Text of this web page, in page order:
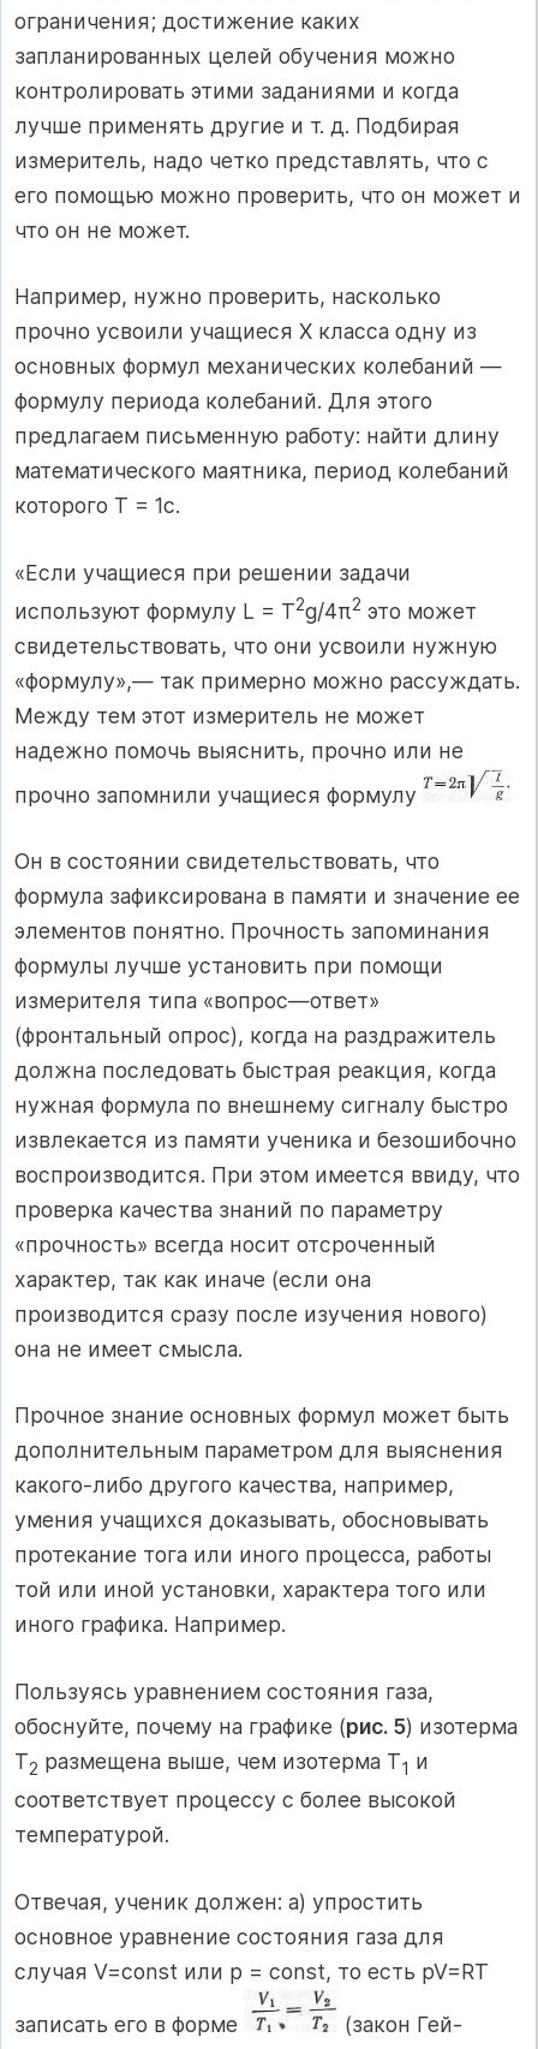
ограничения; достижение каких
запланированных целей обучения можно
контролировать этими заданиями и когда
лучше применять другие и т. д. Подбирая
измеритель, надо четко представлять, что с
его помощью можно проверить, что он может и
что он не может.
Например, нужно проверить, насколько
прочно усвоили учащиеся X класса одну из
основных формул механических колебаний —
формулу периода колебаний. Для этого
предлагаем письменную работу: найти длину
математического маятника, период колебаний
которого Т = 1с.
«Если учащиеся при решении задачи
используют формулу L = T2g/4π2 это может
свидетельствовать, что они усвоили нужную
«формулу»,— так примерно можно рассуждать.
Между тем этот измеритель не может
надежно помочь выяснить, прочно или не
прочно запомнили учащиеся формулу
Он в состоянии свидетельствовать, что
формула зафиксирована в памяти и значение ее
элементов понятно. Прочность запоминания
формулы лучше установить при помощи
измерителя типа «вопрос—ответ»
(фронтальный опрос), когда на раздражитель
должна последовать быстрая реакция, когда
нужная формула по внешнему сигналу быстро
извлекается из памяти ученика и безошибочно
воспроизводится. При этом имеется ввиду, что
проверка качества знаний по параметру
«прочность» всегда носит отсроченный
характер, так как иначе (если она
производится сразу после изучения нового)
она не имеет смысла.
Прочное знание основных формул может быть
дополнительным параметром для выяснения
какого-либо другого качества, например,
умения учащихся доказывать, обосновывать
протекание тога или иного процесса, работы
той или иной установки, характера того или
иного графика. Например.
Пользуясь уравнением состояния газа,
обоснуйте, почему на графике (рис. 5) изотерма
Т2 размещена выше, чем изотерма Т1 и
соответствует процессу с более высокой
температурой.
Отвечая, ученик должен: а) упростить
основное уравнение состояния газа для
случая V=const или p = const, то есть pV=RТ
записать его в форме
(закон Гей-